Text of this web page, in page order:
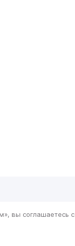
вы соглашаетесь с